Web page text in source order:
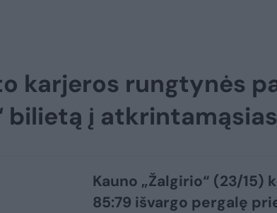
karjeros rungtynės
bilietą į
Kauno „Žalgirio“ (23/
85:79 išvargo pergalę